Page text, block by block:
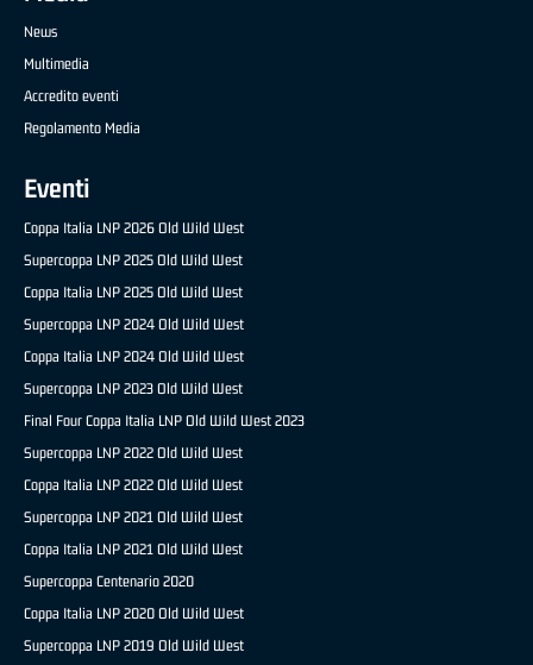
News
Multimedia
Accredito eventi
Regolamento Media
Eventi
Coppa Italia LNP 2026 Old Wild West
Supercoppa LNP 2025 Old Wild West
Coppa Italia LNP 2025 Old Wild West
Supercoppa LNP 2024 Old Wild West
Coppa Italia LNP 2024 Old Wild West
Supercoppa LNP 2023 Old Wild West
Final Four Coppa Italia LNP Old Wild West 2023
Supercoppa LNP 2022 Old Wild West
Coppa Italia LNP 2022 Old Wild West
Supercoppa LNP 2021 Old Wild West
Coppa Italia LNP 2021 Old Wild West
Supercoppa Centenario 2020
Coppa Italia LNP 2020 Old Wild West
Supercoppa LNP 2019 Old Wild West